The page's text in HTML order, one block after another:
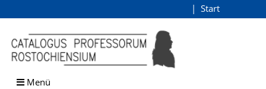
Browsen
direkt zum Inhalt
Start
Menü